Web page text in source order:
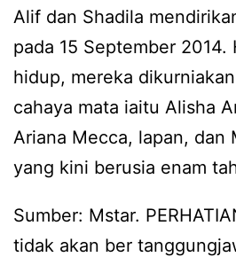
Alif dan Shadila
pada 15 September 2014.
hidup, mereka
cahaya mata iaitu Alisha
Ariana Mecca, lapan, dan
yang kini berusia enam
Sumber: Mstar.
tidak akan ber